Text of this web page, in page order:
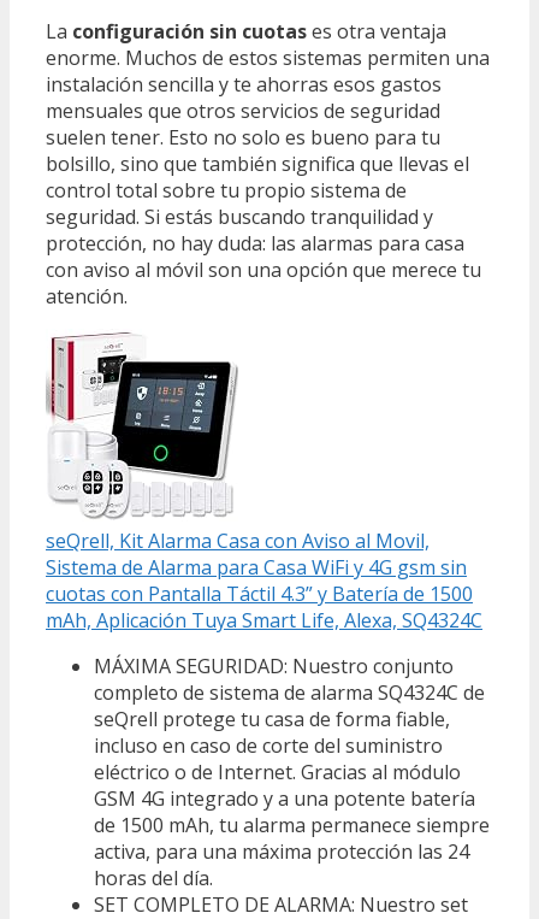
La configuración sin cuotases otra ventaja
enorme. Muchos de estos sistemas permiten una
instalación sencilla y te ahorras esos gastos
mensuales que otros servicios de seguridad
suelen tener. Esto no solo es bueno para tu
bolsillo, sino que también significa que llevas el
control total sobre tu propio sistema de
seguridad. Si estás buscando tranquilidad y
protección, no hay duda: las alarmas para casa
con aviso al móvil son una opción que merece tu
atención.
seQrell, Kit Alarma Casa con Aviso al Movil,
Sistema de Alarma para Casa WiFi y 4G gsm sin
cuotas con Pantalla Táctil 4.3” y Batería de 1500
mAh, Aplicación Tuya Smart Life, Alexa, SQ4324C
MÁXIMA SEGURIDAD: Nuestro conjunto
completo de sistema de alarma SQ4324C de
seQrell protege tu casa de forma fiable,
incluso en caso de corte del suministro
eléctrico o de Internet. Gracias al módulo
GSM 4G integrado y a una potente batería
de 1500 mAh, tu alarma permanece siempre
activa, para una máxima protección las 24
horas del día.
SET COMPLETO DE ALARMA: Nuestro set